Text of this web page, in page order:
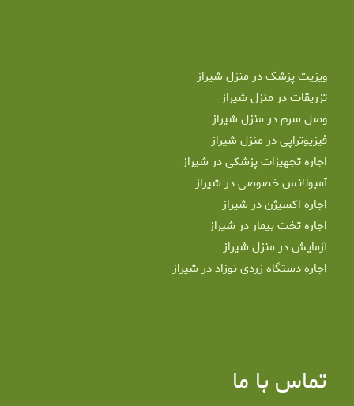
ویزیت پزشک در منزل شیراز
تزریقات در منزل شیراز
وصل سرم در منزل شیراز
فیزیوتراپی در منزل شیراز
اجاره تجهیزات پزشکی در شیراز
آمبولانس خصوصی در شیراز
اجاره اکسیژن در شیراز
اجاره تخت بیمار در شیراز
آزمایش در منزل شیراز
اجاره دستگاه زردی نوزاد در شیراز
تماس با ما